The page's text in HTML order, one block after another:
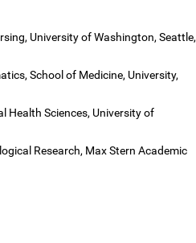
University of Washington, Seattle,
School of Medicine, University,
Health Sciences, University of
Research, Max Stern Academic